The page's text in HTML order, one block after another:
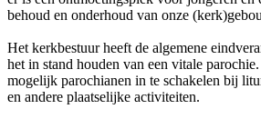
behoud en onderhoud van onze
Het kerkbestuur heeft de algemene
het in stand houden van een vitale
mogelijk parochianen in te schakelen bij
en andere plaatselijke activiteiten.